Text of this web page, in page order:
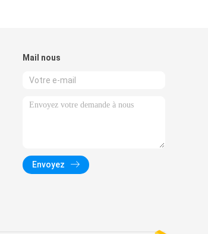
Mail nous
Envoyez